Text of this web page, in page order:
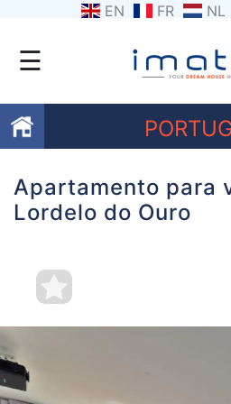
EN FR NL
☰
Favoritos
Contacte-
nos
Termos
e
Apartamento para
Lordelo do Ouro